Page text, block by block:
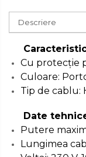
Cheie & Adaptor
Carucior Scule
Echipamente de
Stetoscop Auto
Poansoane Cifre
Adaptor
Nicovala fierarie
Chei
Profesionale
Acumulatori &
Scule Electrice:
Autofiletante
Statii & Masini
Aparate de
Telemetru laser
Descriere
Cu protecţie
Culoare:
Tip de cablu:
Date
Putere
Lungimea